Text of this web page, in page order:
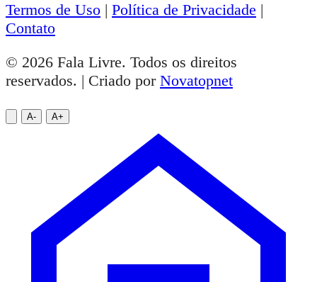
Termos de Uso | Política de Privacidade |
Contato
© 2026 Fala Livre. Todos os direitos
reservados. | Criado por Novatopnet
A- A+